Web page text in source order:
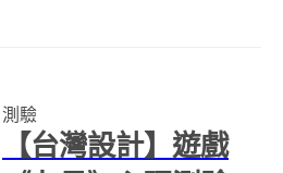
識別設計：...
測驗
【台灣設計】遊戲